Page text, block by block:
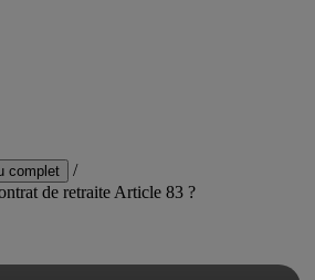
complet
/
de retraite Article 83 ?